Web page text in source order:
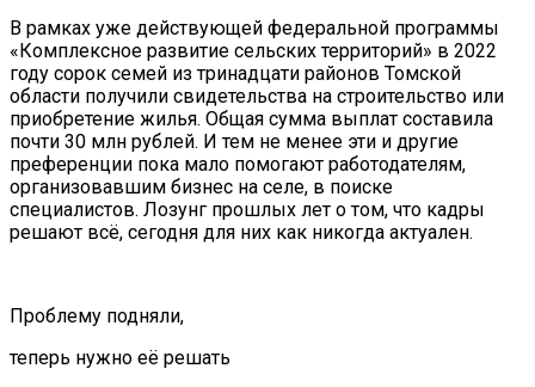
В рамках уже действующей федеральной программы
«Комплексное развитие сельских территорий» в 2022
году сорок семей из тринадцати районов Томской
области получили свидетельства на строительство или
приобретение жилья. Общая сумма выплат составила
почти 30 млн рублей. И тем не менее эти и другие
преференции пока мало помогают работодателям,
организовавшим бизнес на селе, в поиске
специалистов. Лозунг прошлых лет о том, что кадры
решают всё, сегодня для них как никогда актуален.
Проблему подняли,
теперь нужно её решать